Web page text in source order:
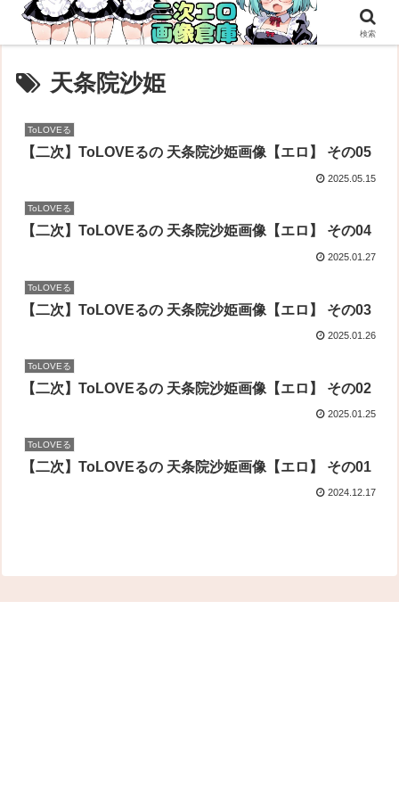
天条院沙姫
ToLOVEる
【二次】ToLOVEるの 天条院沙姫画像【エロ】 その05
2025.05.15
ToLOVEる
【二次】ToLOVEるの 天条院沙姫画像【エロ】 その04
2025.01.27
ToLOVEる
【二次】ToLOVEるの 天条院沙姫画像【エロ】 その03
2025.01.26
ToLOVEる
【二次】ToLOVEるの 天条院沙姫画像【エロ】 その02
2025.01.25
ToLOVEる
【二次】ToLOVEるの 天条院沙姫画像【エロ】 その01
2024.12.17
検索